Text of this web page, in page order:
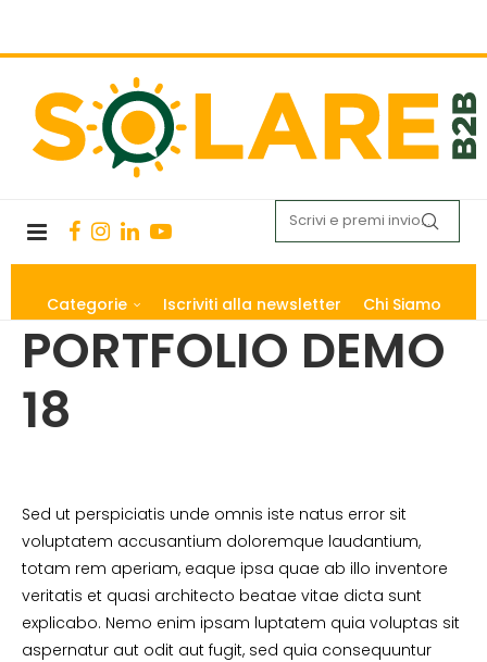
Categorie Iscriviti alla newsletter Chi Siamo
PORTFOLIO DEMO
18
Sed ut perspiciatis unde omnis iste natus error sit
voluptatem accusantium doloremque laudantium,
totam rem aperiam, eaque ipsa quae ab illo inventore
veritatis et quasi architecto beatae vitae dicta sunt
explicabo. Nemo enim ipsam luptatem quia voluptas sit
aspernatur aut odit aut fugit, sed quia consequuntur